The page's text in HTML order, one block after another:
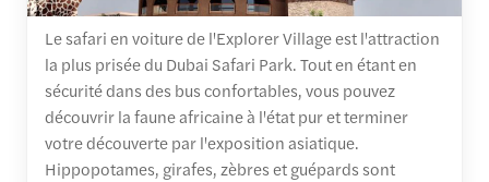
Le safari en voiture de l'Explorer Village est l'attraction
la plus prisée du Dubai Safari Park. Tout en étant en
sécurité dans des bus confortables, vous pouvez
découvrir la faune africaine à l'état pur et terminer
votre découverte par l'exposition asiatique.
Hippopotames, girafes, zèbres et guépards sont